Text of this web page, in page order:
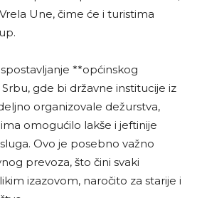
Une, čime će i turistima
**općinskog
gde bi državne institucije iz
organizovale dežurstva,
omogućilo lakše i jeftinije
Ovo je posebno važno
prevoza, što čini svaki
izazovom, naročito za starije i